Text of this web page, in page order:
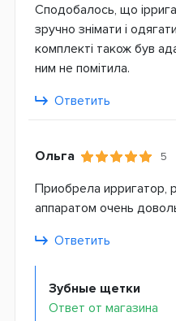
Сподобалось, що
зручно знімати і
комплекті також був
ним не помітила.
Ответить
Ольга 5
Приобрела ирригатор,
аппаратом очень
Ответить
Зубные щетки
Ответ от магазина